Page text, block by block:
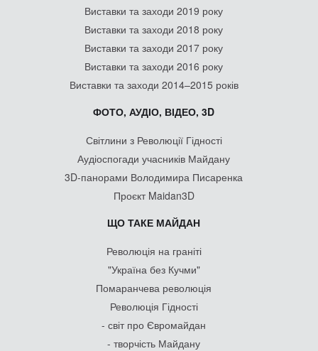
Виставки та заходи 2019 року
Виставки та заходи 2018 року
Виставки та заходи 2017 року
Виставки та заходи 2016 року
Виставки та заходи 2014–2015 років
ФОТО, АУДІО, ВІДЕО, 3D
Світлини з Революції Гідності
Аудіоспогади учасників Майдану
3D-панорами Володимира Писаренка
Проєкт Maidan3D
ЩО ТАКЕ МАЙДАН
Революція на граніті
"Україна без Кучми"
Помаранчева революція
Революція Гідності
- світ про Євромайдан
- творчість Майдану